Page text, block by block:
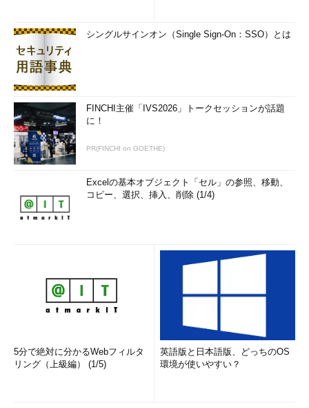
シングルサインオン（Single Sign-On：SSO）とは
FINCHI主催「IVS2026」トークセッションが話題
に！
PR(FINCHI on GOETHE)
Excelの基本オブジェクト「セル」の参照、移動、
コピー、選択、挿入、削除 (1/4)
5分で絶対に分かるWebフィルタ
リング（上級編） (1/5)
英語版と日本語版、どっちのOS
環境が使いやすい？